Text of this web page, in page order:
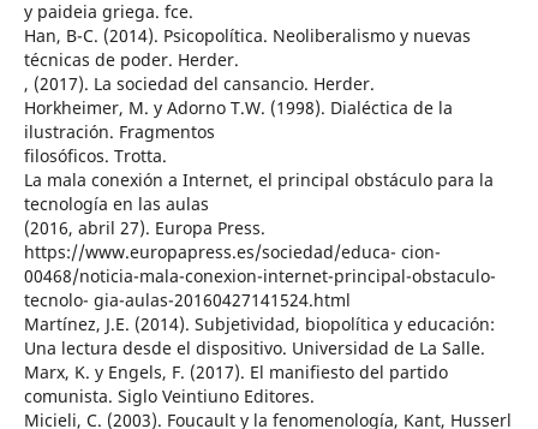
y paideia griega. fce.
Han, B-C. (2014). Psicopolítica. Neoliberalismo y nuevas
técnicas de poder. Herder.
, (2017). La sociedad del cansancio. Herder.
Horkheimer, M. y Adorno T.W. (1998). Dialéctica de la
ilustración. Fragmentos
filosóficos. Trotta.
La mala conexión a Internet, el principal obstáculo para la
tecnología en las aulas
(2016, abril 27). Europa Press.
https://www.europapress.es/sociedad/educa- cion-
00468/noticia-mala-conexion-internet-principal-obstaculo-
tecnolo- gia-aulas-20160427141524.html
Martínez, J.E. (2014). Subjetividad, biopolítica y educación:
Una lectura desde el dispositivo. Universidad de La Salle.
Marx, K. y Engels, F. (2017). El manifiesto del partido
comunista. Siglo Veintiuno Editores.
Micieli, C. (2003). Foucault y la fenomenología, Kant, Husserl